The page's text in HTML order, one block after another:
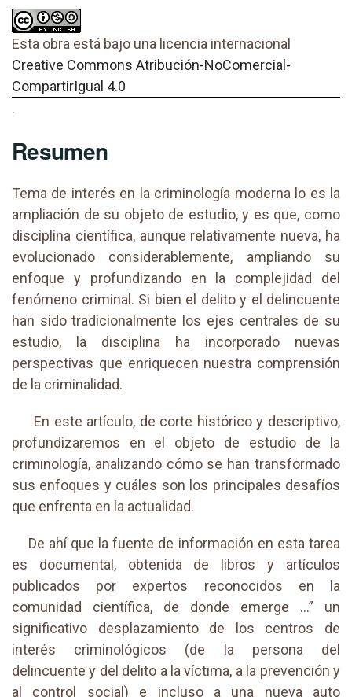
Esta obra está bajo una licencia internacional
Creative Commons Atribución-NoComercial-
CompartirIgual 4.0
.
Resumen
Tema de interés en la criminología moderna lo es la
ampliación de su objeto de estudio, y es que, como
disciplina científica, aunque relativamente nueva, ha
evolucionado considerablemente, ampliando su
enfoque y profundizando en la complejidad del
fenómeno criminal. Si bien el delito y el delincuente
han sido tradicionalmente los ejes centrales de su
estudio, la disciplina ha incorporado nuevas
perspectivas que enriquecen nuestra comprensión
de la criminalidad.
En este artículo, de corte histórico y descriptivo,
profundizaremos en el objeto de estudio de la
criminología, analizando cómo se han transformado
sus enfoques y cuáles son los principales desafíos
que enfrenta en la actualidad.
De ahí que la fuente de información en esta tarea
es documental, obtenida de libros y artículos
publicados por expertos reconocidos en la
comunidad científica, de donde emerge …” un
significativo desplazamiento de los centros de
interés criminológicos (de la persona del
delincuente y del delito a la víctima, a la prevención y
al control social) e incluso a una nueva auto